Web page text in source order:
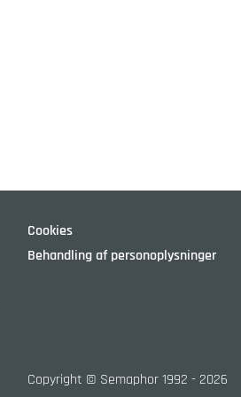
Cookies
Behandling af personoplysninger
Copyright © Semaphor 1992 - 2026